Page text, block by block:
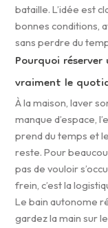
bataille. L’idée est
bonnes conditions,
sans perdre du
Pourquoi
vraiment le
À la maison, laver
manque d’espace,
prend du temps et
reste. Pour
pas de vouloir
frein, c’est la
Le bain autonome
gardez la main sur